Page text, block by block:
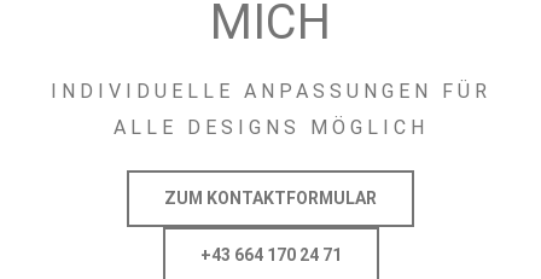
MICH
INDIVIDUELLE ANPASSUNGEN FÜR
ALLE DESIGNS MÖGLICH
ZUM KONTAKTFORMULAR
+43 664 170 24 71